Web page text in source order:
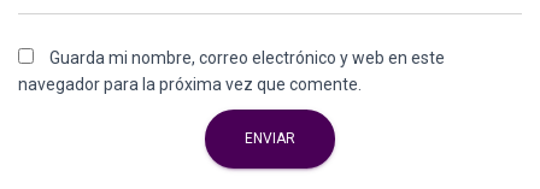
Guarda mi nombre, correo electrónico y web en este
navegador para la próxima vez que comente.